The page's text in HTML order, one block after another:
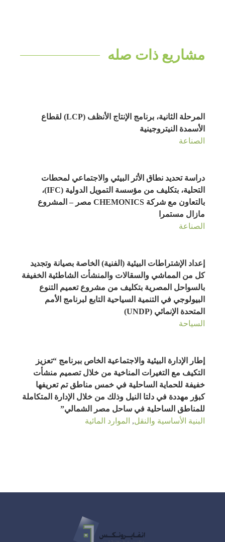
مشاريع ذات صله
المرحلة الثانية، برنامج الإنتاج الأنظف (LCP) لقطاع
الأسمدة النيتروجينية
الصناعة
دراسة تحديد نطاق الأثر البيئي والاجتماعي لمحطات
التحلية، بتكليف من مؤسسة التمويل الدولية (IFC)،
بالتعاون مع شركة CHEMONICS مصر – المشروع
مازال مستمرا
الصناعة
إعداد الإشتراطات البيئية (الفنية) الخاصة بصيانة وتجديد
كل من المماشي والسقالات والمنشأت الشاطئية الخفيفة
بالسواحل المصرية بتكليف من مشروع تعميم التنوع
البيولوجي في التنمية السياحية التابع لبرنامج الأمم
المتحدة الإنمائي (UNDP)
السياحة
إطار الإدارة البيئية والاجتماعية الخاص ببرنامج “تعزيز
التكيف مع التغيرات المناخية من خلال تصميم منشأت
خفيفة للحماية الساحلية في خمس مناطق تم تعريفها
كبؤر مهددة في دلتا النيل وذلك من خلال الإدارة المتكاملة
للمناطق الساحلية في ساحل مصر الشمالي”
البنية الأساسية والنقل, الموارد المائية